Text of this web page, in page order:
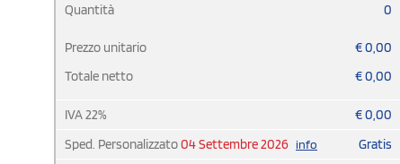
Quantità 0
Prezzo unitario €0,00
Totale netto
€0,00
IVA22% €0,00
Sped. Personalizzato04 Settembre 2026 info
Gratis